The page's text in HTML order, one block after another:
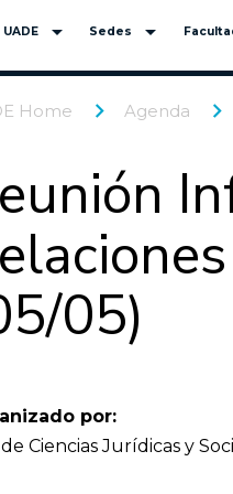
arrow_drop_down Sedes arrow_drop_down
Home Agenda
05)
por:
de Ciencias Jurídicas y